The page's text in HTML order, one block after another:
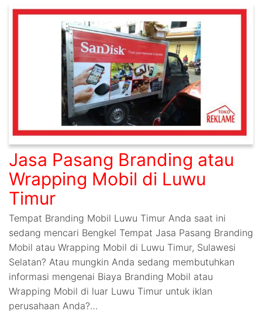
Jasa Pasang Branding atau
Wrapping Mobil di Luwu
Timur
Tempat Branding Mobil Luwu Timur Anda saat ini
sedang mencari Bengkel Tempat Jasa Pasang Branding
Mobil atau Wrapping Mobil di Luwu Timur, Sulawesi
Selatan? Atau mungkin Anda sedang membutuhkan
informasi mengenai Biaya Branding Mobil atau
Wrapping Mobil di luar Luwu Timur untuk iklan
perusahaan Anda?…